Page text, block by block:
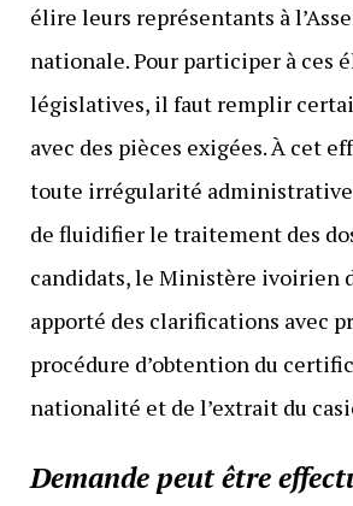
élire leurs représentants à
nationale. Pour participer à ces
législatives, il faut remplir
avec des pièces exigées. À cet
toute irrégularité
de fluidifier le traitement des
candidats, le Ministère ivoirien
apporté des clarifications avec
procédure d’obtention du
nationalité et de l’extrait du
Demande peut être